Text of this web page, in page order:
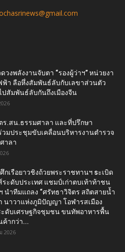
วงพลังงานจับตา “รองผู้ว่าฯ” หน่วยงา
า ลือหึ่งสัมพันธ์ลับกับเลขาส่วนตัว
สัมพันธ์ลับกันถึงเมืองจีน
ร.สน.ธรรมศาลา และที่ปรึกษา
วมประชุมขับเคลื่อนบริหารงานตำรวจ
าลา
กเรือยาวชิงถ้วยพระราชทานฯ sะเบิด
ะดับประเทศ แชมป์เก่าตบเท้าท้าชน
นำทีมแถลง “ศรัทธาวิจิตร สถิตสายน้ำ
นาวาแห่งภูมิปัญญา โอฬารสเมือง
ะดับเศรษฐกิจชุมชน ขนทัพอาหารพื้น
ากว่า...
2026